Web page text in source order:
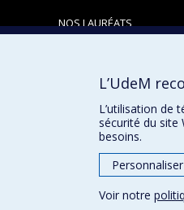
NOS LAURÉATS
Prix et distinctions
Confidentialité
L’UdeM
L’utilisation de
sécurité du site
besoins.
Voir notre